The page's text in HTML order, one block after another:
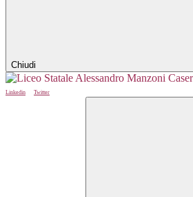
Chiudi
Linkedin
Twitter